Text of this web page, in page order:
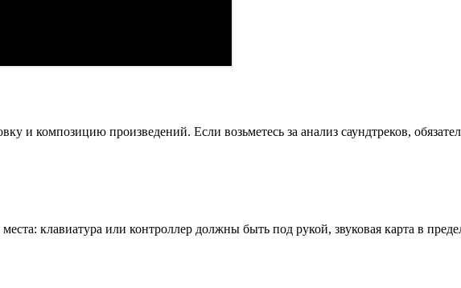
и композицию произведений. Если возьметесь за анализ саундтреков,
клавиатура или контроллер должны быть под рукой, звуковая карта в